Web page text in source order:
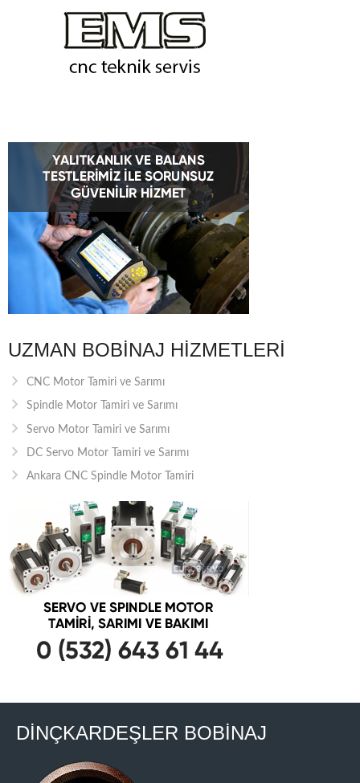
UZMAN BOBINAJ HIZMETLERI
CNC Motor Tamiri ve Sarımı
Spindle Motor Tamiri ve Sarımı
Servo Motor Tamiri ve Sarımı
DC Servo Motor Tamiri ve Sarımı
Ankara CNC Spindle Motor Tamiri
DİNÇKARDEŞLER BOBİNAJ